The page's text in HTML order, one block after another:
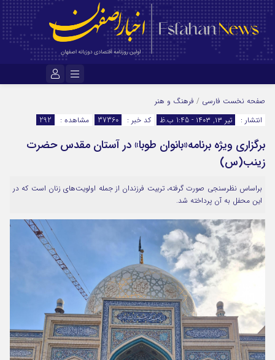
رمز عبور
مرا به خاطر بسپار
صفحه نخست فارسی / فرهنگ و هنر
انتشار :
تیر ۱۳, ۱۴۰۳ - 1:45 ب.ظ کد خبر : 37360 مشاهده : 292
برگزاری ویژه برنامه«بانوان طوبا» در آستان مقدس حضرت
زینب(س)
براساس نظرسنجی صورت گرفته، تربیت فرزندان از جمله اولویت‌های زنان است که در
این محفل به آن پرداخته شد.